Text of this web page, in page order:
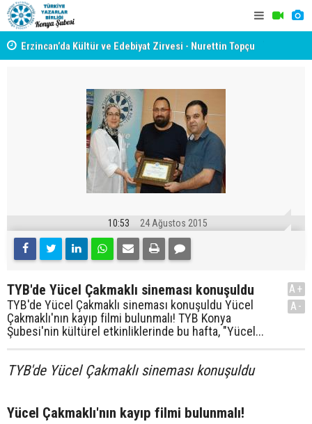
Erzincan’da Kültür ve Edebiyat Zirvesi - Nurettin Topçu
10:53 24 Ağustos 2015
TYB'de Yücel Çakmaklı sineması konuşuldu
TYB'de Yücel Çakmaklı sineması konuşuldu Yücel
Çakmaklı'nın kayıp filmi bulunmalı! TYB Konya
Şubesi'nin kültürel etkinliklerinde bu hafta, "Yücel...
A+
A-
TYB'de Yücel Çakmaklı sineması konuşuldu
Yücel Çakmaklı'nın kayıp filmi bulunmalı!